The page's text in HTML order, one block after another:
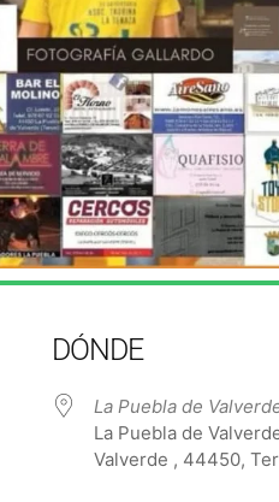
DÓNDE
La Puebla de
La Puebla de
Valverde , 44450,